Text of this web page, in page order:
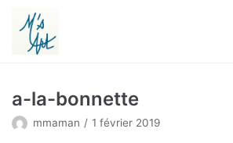
Aller
au
contenu
L’artiste
a-la-bonnette
mmaman 1 février 2019